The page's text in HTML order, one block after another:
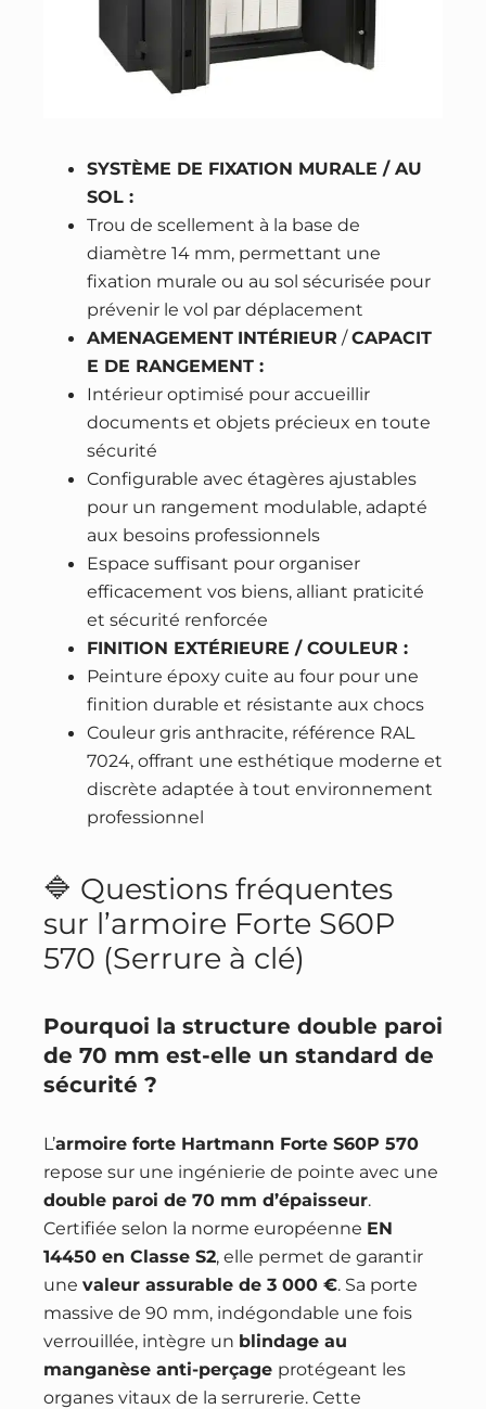
SYSTÈME DE FIXATION MURALE / AU
SOL :
Trou de scellement à la base de
diamètre 14 mm, permettant une
fixation murale ou au sol sécurisée pour
prévenir le vol par déplacement
AMENAGEMENT INTÉRIEUR /CAPACIT
E DE RANGEMENT :
Intérieur optimisé pour accueillir
documents et objets précieux en toute
sécurité
Configurable avec étagères ajustables
pour un rangement modulable, adapté
aux besoins professionnels
Espace suffisant pour organiser
efficacement vos biens, alliant praticité
et sécurité renforcée
FINITION EXTÉRIEURE / COULEUR :
Peinture époxy cuite au four pour une
finition durable et résistante aux chocs
Couleur gris anthracite, référence RAL
7024, offrant une esthétique moderne et
discrète adaptée à tout environnement
professionnel
🔷 Questions fréquentes
sur l’armoire Forte S60P
570 (Serrure à clé)
Pourquoi la structure double paroi
de 70 mm est-elle un standard de
sécurité ?
L’armoire forte Hartmann Forte S60P 570
repose sur une ingénierie de pointe avec une
double paroi de 70 mm d’épaisseur.
Certifiée selon la norme européenne EN
14450 en Classe S2, elle permet de garantir
une valeur assurable de 3 000 €. Sa porte
massive de 90 mm, indégondable une fois
verrouillée, intègre un blindage au
manganèse anti-perçage protégeant les
organes vitaux de la serrurerie. Cette